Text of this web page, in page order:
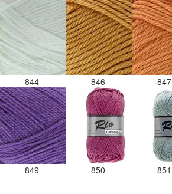
844 846 847
849 850 851